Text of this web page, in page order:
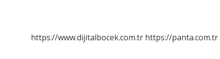
https://www.dijitalbocek.com.tr https://panta.com.tr